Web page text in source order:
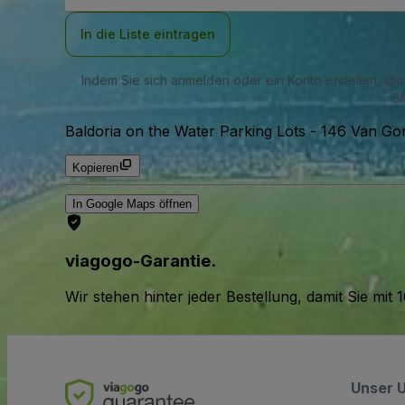
In die Liste eintragen
Indem Sie sich anmelden oder ein Konto erstellen,
Baldoria on the Water Parking Lots - 146 Van
Kopieren
In Google Maps öffnen
viagogo-Garantie.
Wir stehen hinter jeder Bestellung, damit Sie
Unser